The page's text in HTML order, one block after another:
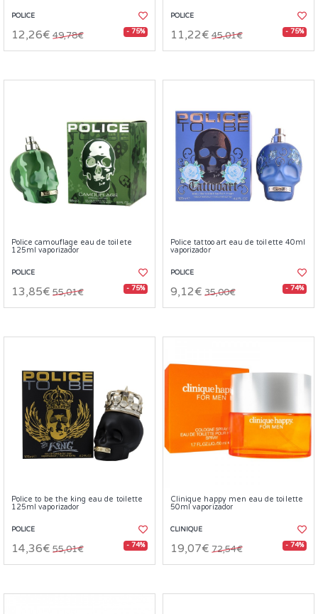
POLICE
12,26€ 49,78€ - 75%
POLICE
11,22€ 45,01€ - 75%
Police camouflage eau de toilete
125ml vaporizador
POLICE
13,85€ 55,01€ - 75%
Police tattoo art eau de toilette 40ml
vaporizador
POLICE
9,12€ 35,00€ - 74%
Police to be the king eau de toilette
125ml vaporizador
POLICE
14,36€ 55,01€ - 74%
Clinique happy men eau de toilette
50ml vaporizador
CLINIQUE
19,07€ 72,54€ - 74%